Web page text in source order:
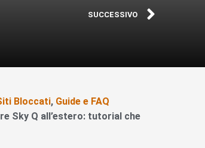
SUCCESSIVO
Bloccati, Guide e FAQ
Sky Q all’estero: tutorial che